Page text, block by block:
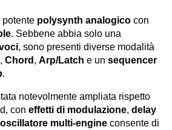
potente polysynth analogico con
. Sebbene abbia solo una
, sono presenti diverse modalità
, Chord , Arp/Latch e un sequencer
.
notevolmente ampliata rispetto
con effetti di modulazione, delay
oscillatore multi-engine consente di